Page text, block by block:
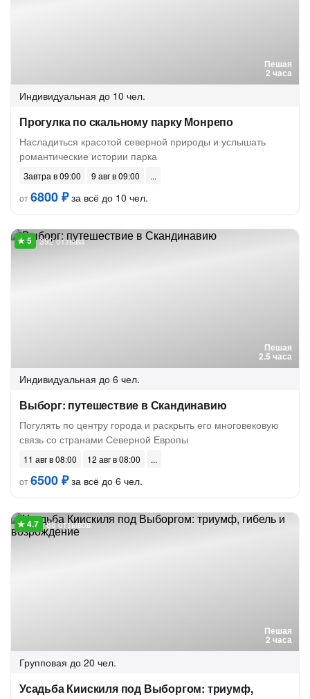
Пешая
2 часа
Индивидуальная до 10 чел.
Прогулка по скальному парку Монрепо
Насладиться красотой северной природы и услышать
романтические истории парка
Завтра в 09:00
9 авг в 09:00
от6800 ₽за всё до 10 чел.
Пешая
2.5 часа
392 отзыва
Индивидуальная до 6 чел.
Выборг: путешествие в Скандинавию
Погулять по центру города и раскрыть его многовековую
связь со странами Северной Европы
11 авг в 08:00
12 авг в 08:00
от6500 ₽за всё до 6 чел.
Пешая
2 часа
88 отзывов
Групповая до 20 чел.
Усадьба Киискиля под Выборгом: триумф,